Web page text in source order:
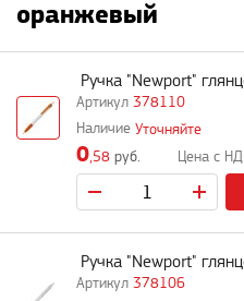
оранжевый
378110
Ручка "Newport"
Уточняйте
0,58 руб.
378106
Ручка "Newport"